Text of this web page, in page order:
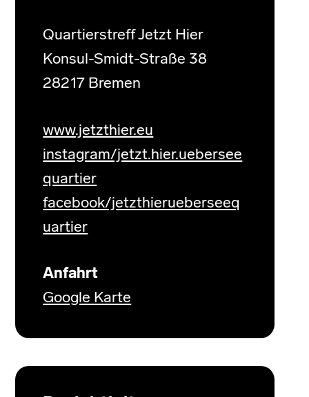
Quartierstreff Jetzt Hier
Konsul-Smidt-Straße 38
28217 Bremen
www.jetzthier.eu
instagram/jetzt.hier.uebersee
quartier
facebook/jetzthierueberseeq
uartier
Anfahrt
Google Karte